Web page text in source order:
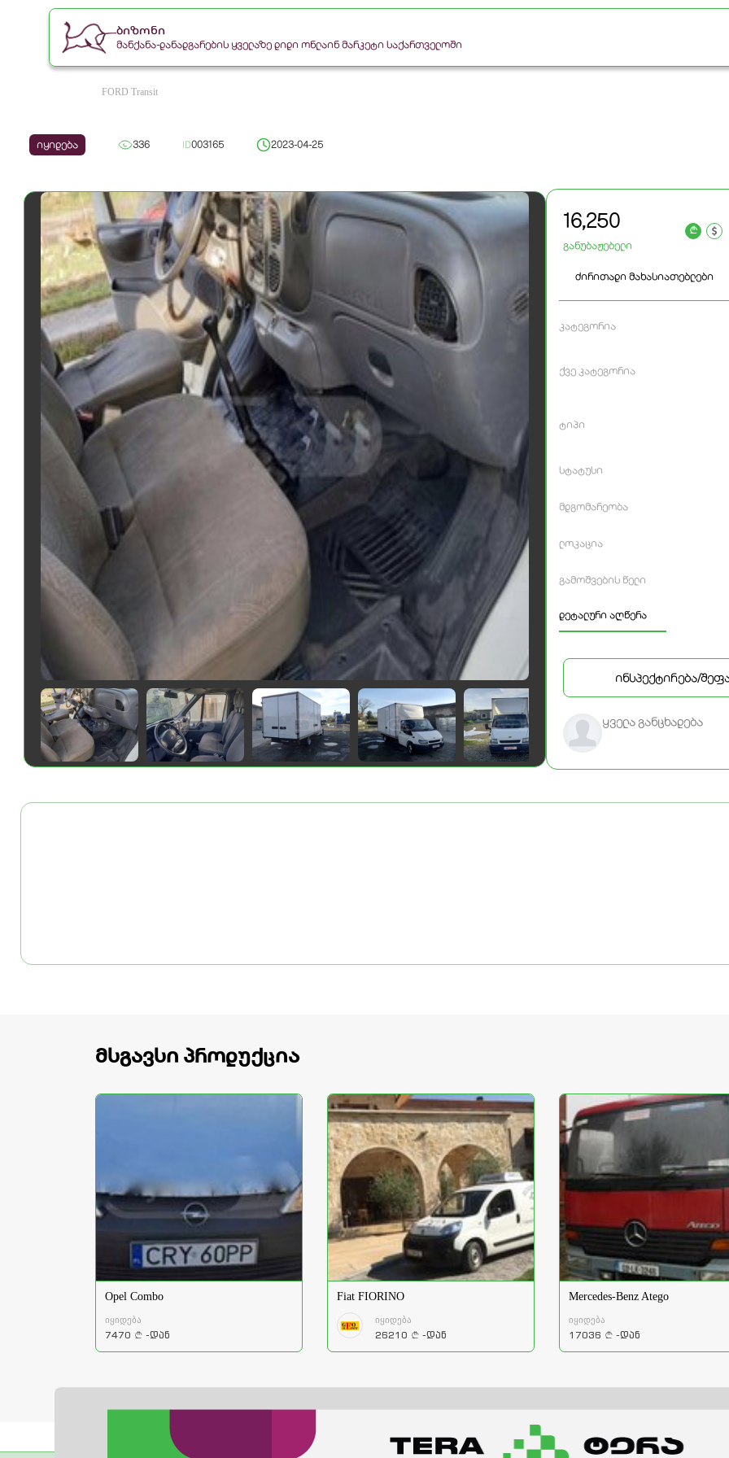
ბიზონი
მანქანა-დანადგარების ყველაზე დიდი ონლაინ მარკეტი საქართველოში
FORD Transit
იყიდება 336 ID003165 2023-04-25
16,250
განუბაჟებელი
a
ძირითადი მახასიათებლები
კატეგორია
ქვე კატეგორია
ტიპი
სტატუსი
მდგომარეობა
ლოკაცია
გამოშვების წელი
დეტალური აღწერა
ინსპექტირება/
ყველა განცხადება
მსგავსი პროდუქცია
Opel Combo
იყიდება
7470 a -დან
Fiat FIORINO
იყიდება
26210 a -დან
Mercedes-Benz Atego
იყიდება
17036 a -დან